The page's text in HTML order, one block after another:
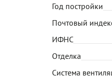
Год постройки
Почтовый
ИФНС
Отделка
Система